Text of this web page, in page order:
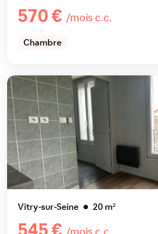
570 € /mois c.c.
Chambre
Vitry-sur-Seine 20m²